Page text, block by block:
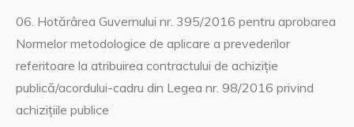
Hotărârea Guvernului nr. 395/2016 pentru aprobarea
Normelor metodologice de aplicare a prevederilor
referitoare la atribuirea contractului de achiziție
publică/acordului-cadru din Legea nr. 98/2016 privind
achizițiile publice